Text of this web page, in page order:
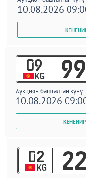
10.08.2026
09
KG
Аукцион башталган күнү
10.08.2026
02
KG